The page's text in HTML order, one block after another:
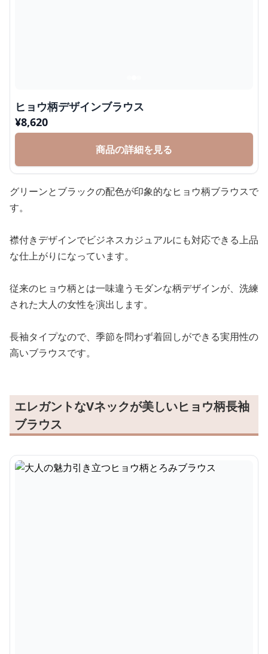
ヒョウ柄デザインブラウス
¥8,620
商品の詳細を見る
グリーンとブラックの配色が印象的なヒョウ柄ブラウスで
す。
襟付きデザインでビジネスカジュアルにも対応できる上品
な仕上がりになっています。
従来のヒョウ柄とは一味違うモダンな柄デザインが、洗練
された大人の女性を演出します。
長袖タイプなので、季節を問わず着回しができる実用性の
高いブラウスです。
エレガントなVネックが美しいヒョウ柄長袖
ブラウス